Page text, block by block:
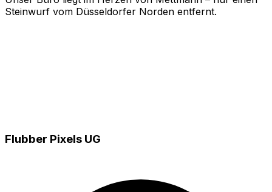
Steinwurf vom Düsseldorfer Norden entfernt.
Flubber Pixels UG